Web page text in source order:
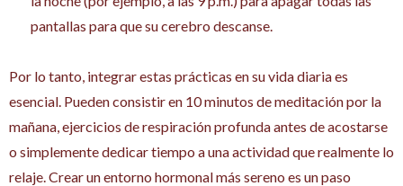
pantallas para que su cerebro descanse.
Por lo tanto, integrar estas prácticas en su vida diaria es
esencial. Pueden consistir en 10 minutos de meditación por la
mañana, ejercicios de respiración profunda antes de acostarse
o simplemente dedicar tiempo a una actividad que realmente lo
relaje. Crear un entorno hormonal más sereno es un paso